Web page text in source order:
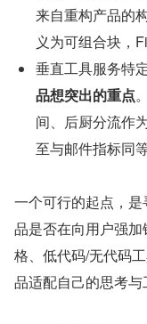
来自重构产品的
义为可组合块，
垂直工具服务特
品想突出的重点
间、后厨分流作
至与邮件指标同等
一个可行的起点，
品是否在向用户强
格、低代码/无代码
品适配自己的思考与